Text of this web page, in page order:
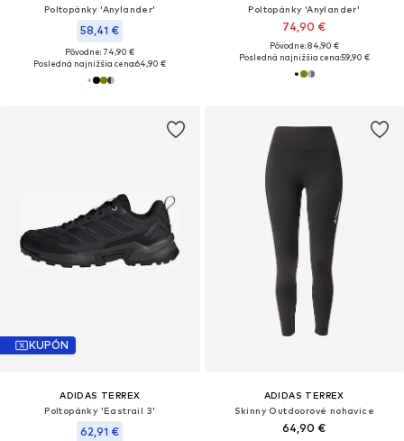
Poltopánky 'Anylander'
58,41 €
Pôvodne: 74,90 €
Posledná najnižšia cena:64,90 €
Poltopánky 'Anylander'
74,90 €
Pôvodne: 84,90 €
Posledná najnižšia cena:59,90 €
KUPÓN
ADIDAS TERREX
Poltopánky 'Eastrail 3'
62,91 €
ADIDAS TERREX
Skinny Outdoorové nohavice
64,90 €